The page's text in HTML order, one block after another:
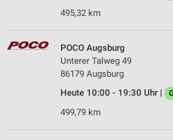
495,32 km
POCO Augsburg
Unterer Talweg 49
86179 Augsburg
Heute 10:00 - 19:30 Uhr |
499,79 km